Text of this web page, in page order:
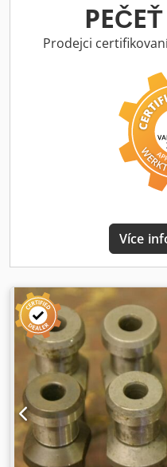
Prodejci
Více